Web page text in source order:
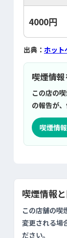
4000円
出典： ホット
喫煙情
この店の
の報告が
喫煙情
喫煙情報
この店舗の喫
変更される場
ださい。